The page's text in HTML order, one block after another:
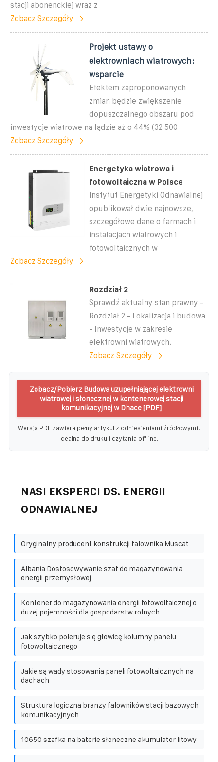
stacji abonenckiej wraz z
Zobacz Szczegóły
Projekt ustawy o
elektrowniach wiatrowych:
wsparcie
Efektem zaproponowanych
zmian będzie zwiększenie
dopuszczalnego obszaru pod
inwestycje wiatrowe na lądzie aż o 44% (32 500
Zobacz Szczegóły
Energetyka wiatrowa i
fotowoltaiczna w Polsce
Instytut Energetyki Odnawialnej
opublikował dwie najnowsze,
szczegółowe dane o farmach i
instalacjach wiatrowych i
fotowoltaicznych w
Zobacz Szczegóły
Rozdział 2
Sprawdź aktualny stan prawny -
Rozdział 2 - Lokalizacja i budowa
- Inwestycje w zakresie
elektrowni wiatrowych.
Zobacz Szczegóły
Zobacz/Pobierz Budowa uzupełniającej elektrowni
wiatrowej i słonecznej w kontenerowej stacji
komunikacyjnej w Dhace [PDF]
Wersja PDF zawiera pełny artykuł z odniesieniami źródłowymi.
Idealna do druku i czytania offline.
NASI EKSPERCI DS. ENERGII
ODNAWIALNEJ
Oryginalny producent konstrukcji falownika Muscat
Albania Dostosowywanie szaf do magazynowania
energii przemysłowej
Kontener do magazynowania energii fotowoltaicznej o
dużej pojemności dla gospodarstw rolnych
Jak szybko poleruje się głowicę kolumny panelu
fotowoltaicznego
Jakie są wady stosowania paneli fotowoltaicznych na
dachach
Struktura logiczna branży falowników stacji bazowych
komunikacyjnych
10650 szafka na baterie słoneczne akumulator litowy